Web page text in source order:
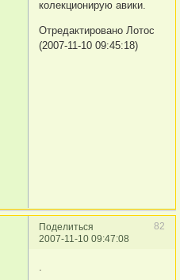
колекционирую авики.
Отредактировано Лотос
(2007-11-10 09:45:18)
Поделиться
82
2007-11-10 09:47:08